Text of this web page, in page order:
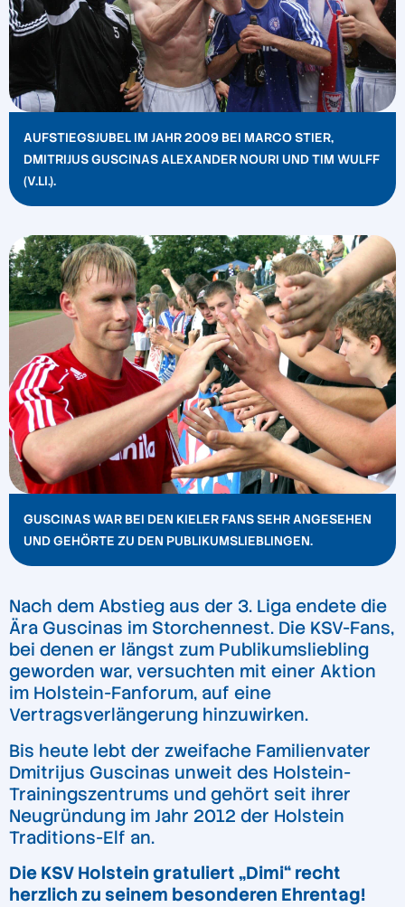
AUFSTIEGSJUBEL IM JAHR 2009 BEI MARCO STIER,
DMITRIJUS GUSCINAS ALEXANDER NOURI UND TIM WULFF
(V.LI.).
GUSCINAS WAR BEI DEN KIELER FANS SEHR ANGESEHEN
UND GEHÖRTE ZU DEN PUBLIKUMSLIEBLINGEN.
Nach dem Abstieg aus der 3. Liga endete die
Ära Guscinas im Storchennest. Die KSV-Fans,
bei denen er längst zum Publikumsliebling
geworden war, versuchten mit einer Aktion
im Holstein-Fanforum, auf eine
Vertragsverlängerung hinzuwirken.
Bis heute lebt der zweifache Familienvater
Dmitrijus Guscinas unweit des Holstein-
Trainingszentrums und gehört seit ihrer
Neugründung im Jahr 2012 der Holstein
Traditions-Elf an.
Die KSV Holstein gratuliert „Dimi“ recht
herzlich zu seinem besonderen Ehrentag!